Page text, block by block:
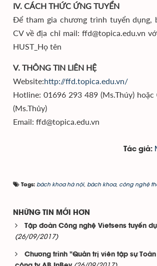
IV. CÁCH THỨC ỨNG TUYỂN
Để tham gia chương trình tuyển dụng,
CV về địa chỉ mail: ffd@topica.edu.vn
HUST_Họ tên
V. THÔNG TIN LIÊN HỆ
Website:http://ffd.topica.edu.vn/
Hotline: 01696 293 489 (Ms.Thúy)
(Ms.Thủy)
Email: ffd@topica.edu.vn
Tác giả:
Tags: bách khoa hà nội, bách khoa, công nghệ
NHỮNG TIN MỚI HƠN
Tập đoàn Công nghệ Vietsens tuyển
(26/09/2017)
Chương trình "Quản trị viên tập sự